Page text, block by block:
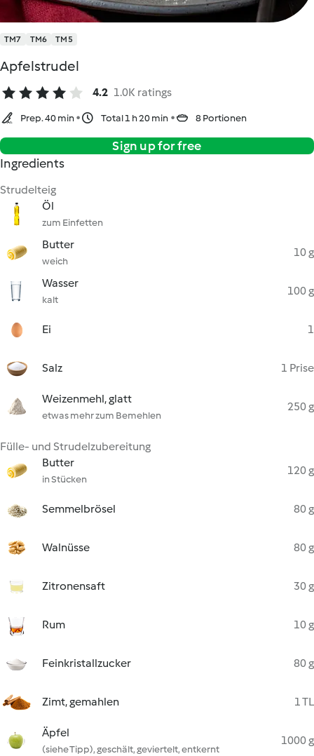
TM7 TM6 TM5
Apfelstrudel
4.2 1.0K ratings
Prep. 40 min Total 1 h 20 min 8 Portionen
Sign up for free
Ingredients
Strudelteig
Öl
zum Einfetten
Butter
weich
10 g
Wasser
kalt
100 g
Ei 1
Salz 1 Prise
Weizenmehl, glatt
etwas mehr zum Bemehlen
250 g
Fülle- und Strudelzubereitung
Butter
in Stücken
120 g
Semmelbrösel 80 g
Walnüsse 80 g
Zitronensaft 30 g
Rum 10 g
Feinkristallzucker 80 g
Zimt, gemahlen 1 TL
Äpfel
(siehe Tipp), geschält, geviertelt, entkernt
1000 g